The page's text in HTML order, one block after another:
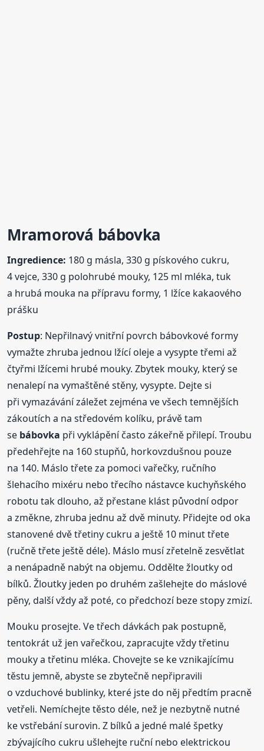
Mramorová bábovka
Ingredience: 180 g másla, 330 g pískového cukru,
4 vejce, 330 g polohrubé mouky, 125 ml mléka, tuk
a hrubá mouka na přípravu formy, 1 lžíce kakaového
prášku
Postup: Nepřilnavý vnitřní povrch bábovkové formy
vymažte zhruba jednou lžící oleje a vysypte třemi až
čtyřmi lžícemi hrubé mouky. Zbytek mouky, který se
nenalepí na vymaštěné stěny, vysypte. Dejte si
při vymazávání záležet zejména ve všech temnějších
zákoutích a na středovém kolíku, právě tam
se bábovka při vyklápění často zákeřně přilepí. Troubu
předehřejte na 160 stupňů, horkovzdušnou pouze
na 140. Máslo třete za pomoci vařečky, ručního
šlehacího mixéru nebo třecího nástavce kuchyňského
robotu tak dlouho, až přestane klást původní odpor
a změkne, zhruba jednu až dvě minuty. Přidejte od oka
stanovené dvě třetiny cukru a ještě 10 minut třete
(ručně třete ještě déle). Máslo musí zřetelně zesvětlat
a nenápadně nabýt na objemu. Oddělte žloutky od
bílků. Žloutky jeden po druhém zašlehejte do máslové
pěny, další vždy až poté, co předchozí beze stopy zmizí.
Mouku prosejte. Ve třech dávkách pak postupně,
tentokrát už jen vařečkou, zapracujte vždy třetinu
mouky a třetinu mléka. Chovejte se ke vznikajícímu
těstu jemně, abyste se zbytečně nepřipravili
o vzduchové bublinky, které jste do něj předtím pracně
vetřeli. Nemíchejte těsto déle, než je nezbytně nutné
ke vstřebání surovin. Z bílků a jedné malé špetky
zbývajícího cukru ušlehejte ruční nebo elektrickou